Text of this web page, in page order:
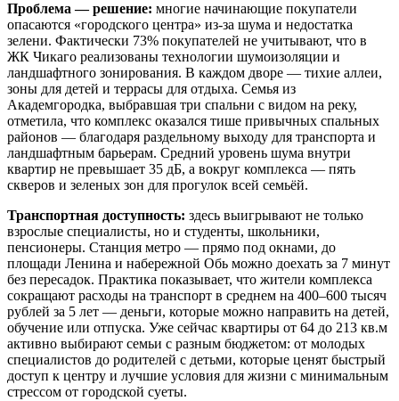
Проблема — решение: многие начинающие покупатели
опасаются «городского центра» из-за шума и недостатка
зелени. Фактически 73% покупателей не учитывают, что в
ЖК Чикаго реализованы технологии шумоизоляции и
ландшафтного зонирования. В каждом дворе — тихие аллеи,
зоны для детей и террасы для отдыха. Семья из
Академгородка, выбравшая три спальни с видом на реку,
отметила, что комплекс оказался тише привычных спальных
районов — благодаря раздельному выходу для транспорта и
ландшафтным барьерам. Средний уровень шума внутри
квартир не превышает 35 дБ, а вокруг комплекса — пять
скверов и зеленых зон для прогулок всей семьёй.
Транспортная доступность: здесь выигрывают не только
взрослые специалисты, но и студенты, школьники,
пенсионеры. Станция метро — прямо под окнами, до
площади Ленина и набережной Обь можно доехать за 7 минут
без пересадок. Практика показывает, что жители комплекса
сокращают расходы на транспорт в среднем на 400–600 тысяч
рублей за 5 лет — деньги, которые можно направить на детей,
обучение или отпуска. Уже сейчас квартиры от 64 до 213 кв.м
активно выбирают семьи с разным бюджетом: от молодых
специалистов до родителей с детьми, которые ценят быстрый
доступ к центру и лучшие условия для жизни с минимальным
стрессом от городской суеты.